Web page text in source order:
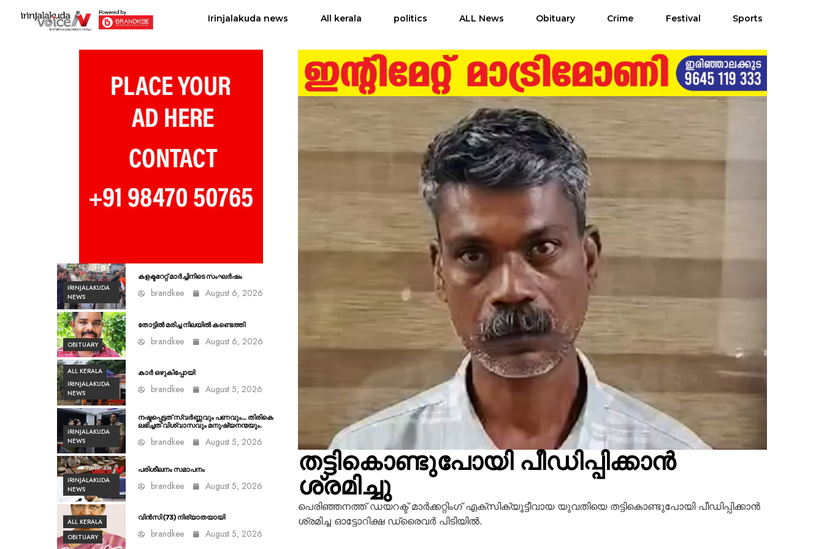
Irinjalakuda news All kerala politics ALL News Obituary Crime Festival Sports
തട്ടികൊണ്ടുപോയി പീഡിപ്പിക്കാൻ
ശ്രമിച്ചു
പെരിഞ്ഞനത്ത് ഡയറക്ട് മാർക്കറ്റിംഗ് എക്സിക്യൂട്ടീവായ യുവതിയെ തട്ടികൊണ്ടുപോയി പീഡിപ്പിക്കാൻ
ശ്രമിച്ച ഓട്ടോറിക്ഷ ഡ്രൈവർ പിടിയിൽ.
IRINJALAKUDA
NEWS
കളക്ടറേറ്റ് മാർച്ചിനിടെ സംഘർഷം
brandkee August 6, 2026
OBITUARY
തോട്ടിൽ മരിച്ച നിലയിൽ കണ്ടെത്തി
brandkee August 6, 2026
ALL KERALA
IRINJALAKUDA
NEWS
കാർ ഒഴുകിപ്പോയി
brandkee August 5, 2026
IRINJALAKUDA
NEWS
നഷ്ടപ്പെട്ടത് സ്വർണ്ണവും പണവും… തിരികെ
ലഭിച്ചത് വിശ്വാസവും മനുഷ്യനന്മയും.
brandkee August 5, 2026
IRINJALAKUDA
NEWS
പരിശീലനം സമാപനം
brandkee August 5, 2026
ALL KERALA
OBITUARY
വിൻസി (73) നിര്യാതയായി
brandkee August 5, 2026